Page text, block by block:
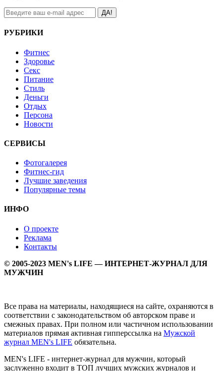
ДА!
РУБРИКИ
Фитнес
Здоровье
Секс
Питание
Стиль
Деньги
Отдых
Персона
Новости
СЕРВИСЫ
Фотогалерея
Фитнес-гид
Лучшие заведения
Популярные темы
ИНФО
О проекте
Реклама
Контакты
© 2005-2023 MEN's LIFE — ИНТЕРНЕТ-ЖУРНАЛ ДЛЯ
МУЖЧИН
Все права на материалы, находящиеся на сайте, охраняются в
соответствии с законодательством об авторском праве и
смежных правах. При полном или частичном использовании
материалов прямая активная гипперссылка на Мужской
журнал MEN's LIFE обязательна.
MEN's LIFE - интернет-журнал для мужчин, который
заслуженно входит в ТОП лучших мужских журналов и